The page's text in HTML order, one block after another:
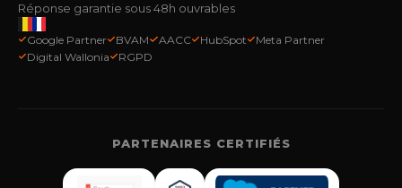
Réponse garantie sous 48h ouvrables
Google Partner BVAM AACC HubSpot
Meta Partner
Digital Wallonia
RGPD
PARTENAIRES CERTIFIÉS